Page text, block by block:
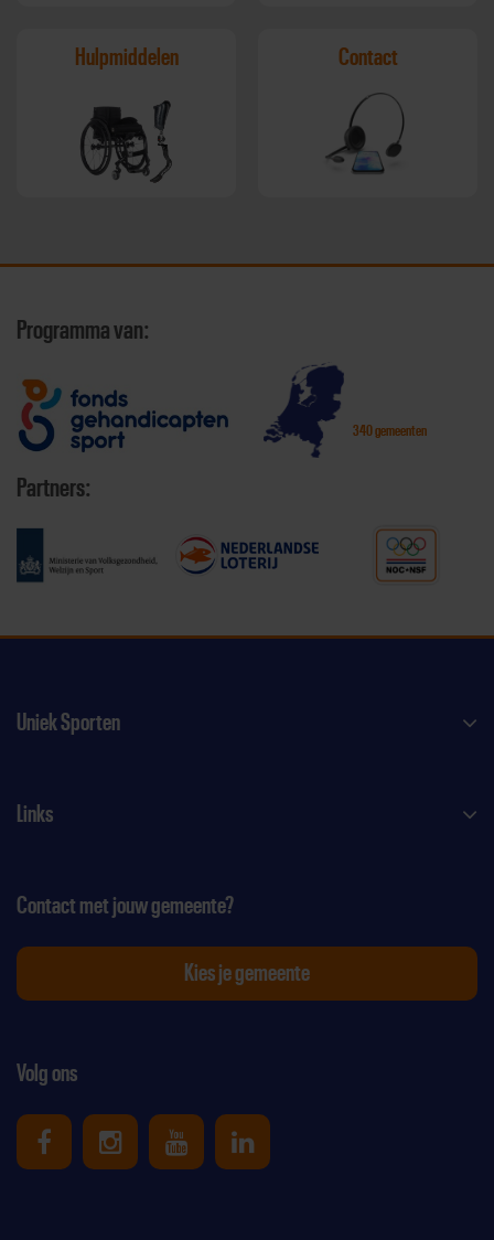
Hulpmiddelen Contact
Programma van:
340 gemeenten
Partners:
Uniek Sporten
Links
Volg ons
Uniek Sporten op Facebook
Uniek Sporten op Instagram
Uniek Sporten op Youtube
Uniek Sporten op
Contact met jouw gemeente?
Kies je gemeente